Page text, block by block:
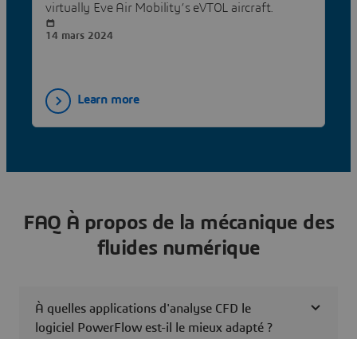
virtually Eve Air Mobility’s eVTOL aircraft.
14 mars 2024
Learn more
FAQ À propos de la mécanique des
fluides numérique
À quelles applications d'analyse CFD le
logiciel PowerFlow est-il le mieux adapté ?